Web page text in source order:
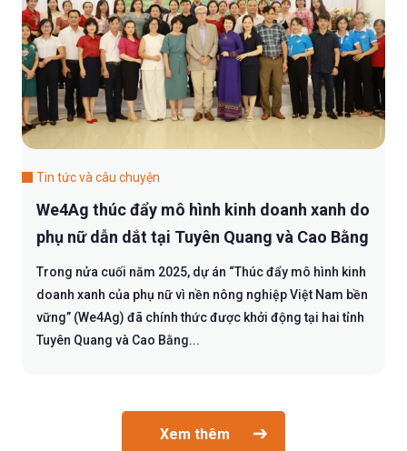
Tin tức và câu chuyện
We4Ag thúc đẩy mô hình kinh doanh xanh do
phụ nữ dẫn dắt tại Tuyên Quang và Cao Bằng
Trong nửa cuối năm 2025, dự án “Thúc đẩy mô hình kinh
doanh xanh của phụ nữ vì nền nông nghiệp Việt Nam bền
vững” (We4Ag) đã chính thức được khởi động tại hai tỉnh
Tuyên Quang và Cao Bằng...
Xem thêm